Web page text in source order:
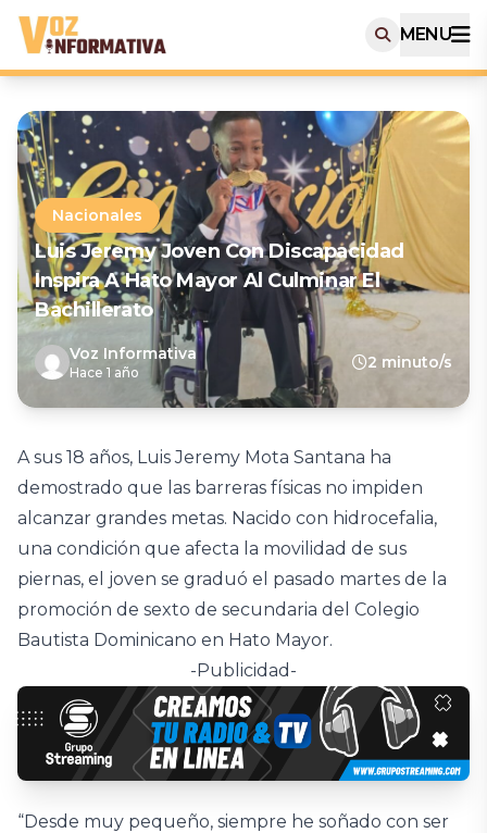
MENU
Nacionales
Luis Jeremy Joven Con Discapacidad
Inspira A Hato Mayor Al Culminar El
Bachillerato
Voz Informativa
Hace 1 año
2 minuto/s
A sus 18 años, Luis Jeremy Mota Santana ha
demostrado que las barreras físicas no impiden
alcanzar grandes metas. Nacido con hidrocefalia,
una condición que afecta la movilidad de sus
piernas, el joven se graduó el pasado martes de la
promoción de sexto de secundaria del Colegio
Bautista Dominicano en Hato Mayor.
-Publicidad-
“Desde muy pequeño, siempre he soñado con ser